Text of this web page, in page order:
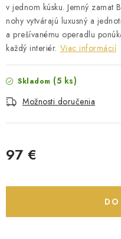
FAQ - NAJČASTEJŠIE
Všeobecné obchodné
v jednom kúsku. Jemný zamat
nohy vytvárajú luxusný a
a prešívanému operadlu
každý interiér. Viac informácií
Skladom (5 ks)
Možnosti doručenia
97 €